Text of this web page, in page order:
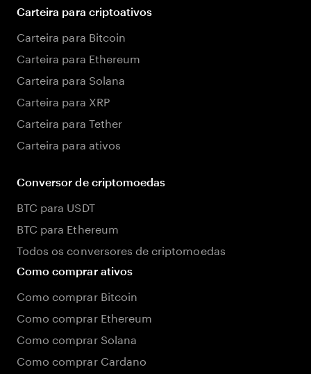
Carteira para criptoativos
Carteira para Bitcoin
Carteira para Ethereum
Carteira para Solana
Carteira para XRP
Carteira para Tether
Carteira para ativos
Conversor de criptomoedas
BTC para USDT
BTC para Ethereum
Todos os conversores de criptomoedas
Como comprar ativos
Como comprar Bitcoin
Como comprar Ethereum
Como comprar Solana
Como comprar Cardano